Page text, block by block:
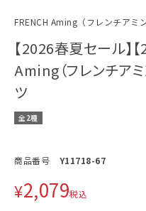
FRENCH Aming（フレンチアミン
【2026春夏セール】
Aming（フレンチア
ツ
全2種
商品番号 Y11718-67
¥2,079税込